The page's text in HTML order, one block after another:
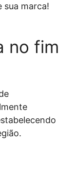
sua marca!
no fim